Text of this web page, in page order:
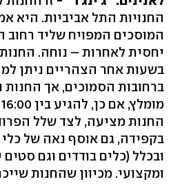
החנויות התל אביביות. היא
המוסכים המפויח שליד
יחסית לאחרות – נוחה.
בשעות אחר הצהריים ניתן
החנות מציעה, לצד שלל
בקפידה, גם אוסף נאה של
ובכלל (כלים בודדים וגם
ומקצועי. מכיוון שהחנות